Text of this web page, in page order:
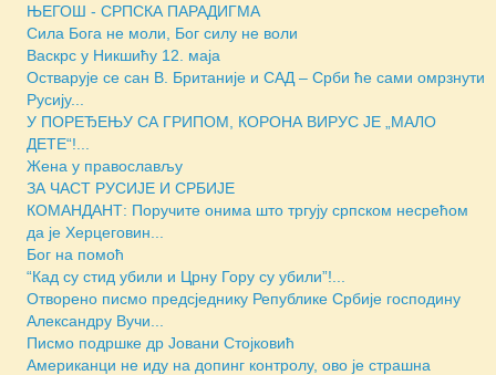
ЊЕГОШ - СРПСКА ПАРАДИГМА
Сила Бога не моли, Бог силу не воли
Васкрс у Никшићу 12. маја
Остварује се сан В. Британије и САД – Срби ће сами омрзнути
Русију...
У ПОРЕЂЕЊУ СА ГРИПОМ, КОРОНА ВИРУС ЈЕ „МАЛО
ДЕТЕ“!...
Жена у православљу
ЗА ЧАСТ РУСИЈЕ И СРБИЈЕ
КОМАНДАНТ: Поручите онима што тргују српском несрећом
да је Херцеговин...
Бог на помоћ
“Кад су стид убили и Црну Гору су убили”!...
Отворено писмо предсjеднику Републике Србије господину
Александру Вучи...
Писмо подршке др Јовани Стојковић
Американци не иду на допинг контролу, ово је страшна